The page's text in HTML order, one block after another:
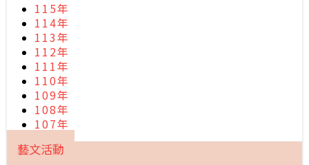
115年
114年
113年
112年
111年
110年
109年
108年
107年
藝文活動